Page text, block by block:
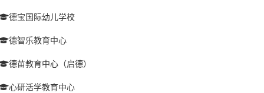
德宝国际幼儿学校
德智乐教育中心
德苗教育中心（启德）
心研活学教育中心